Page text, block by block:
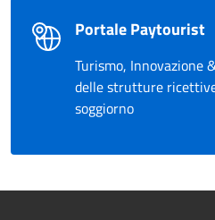
Portale Paytourist
Turismo, Innovazione
delle strutture
soggiorno